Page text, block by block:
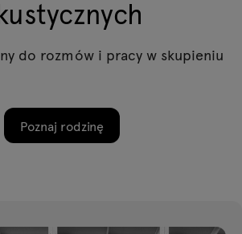
do rozmów i pracy w skupieniu
Poznaj rodzinę